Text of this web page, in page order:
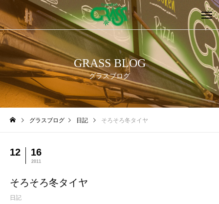
GRASS BLOG
グラスブログ
グラスブログ 日記 そろそろ冬タイヤ
12 16
2011
そろそろ冬タイヤ
日記